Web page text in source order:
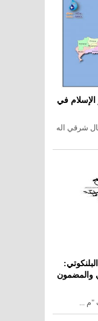
في
شرقي اله
والمضمون
"م ...